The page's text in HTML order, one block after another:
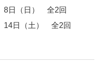
8日（日） 全2回
14日（土） 全2回